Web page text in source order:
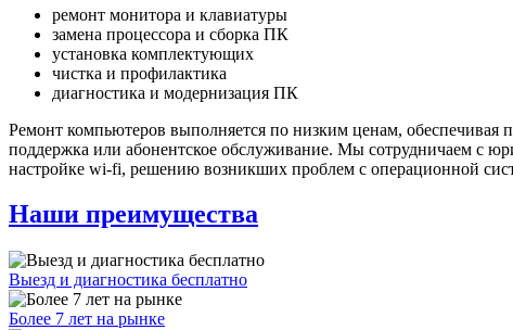
ремонт монитора и клавиатуры
замена процессора и сборка ПК
установка комплектующих
чистка и профилактика
диагностика и модернизация ПК
Ремонт компьютеров выполняется по низким ценам, обеспечивая
поддержка или абонентское обслуживание. Мы сотрудничаем с
настройке wi-fi, решению возникших проблем с операционной
Наши преимущества
Выезд и диагностика бесплатно
Более 7 лет на рынке